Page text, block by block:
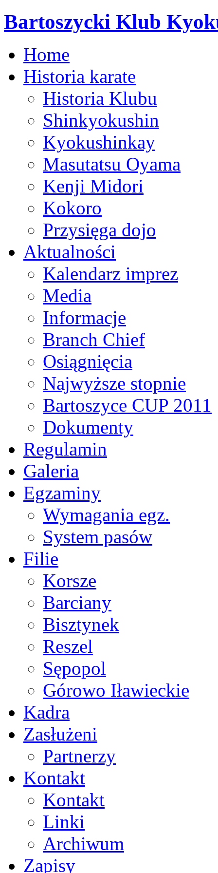
Bartoszycki Klub
Home
Historia karate
Historia Klubu
Shinkyokushin
Kyokushinkay
Masutatsu Oyama
Kenji Midori
Kokoro
Przysięga dojo
Aktualności
Kalendarz imprez
Media
Informacje
Branch Chief
Osiągnięcia
Najwyższe stopnie
Bartoszyce CUP 2011
Dokumenty
Regulamin
Galeria
Egzaminy
Wymagania egz.
System pasów
Filie
Korsze
Barciany
Bisztynek
Reszel
Sępopol
Górowo Iławieckie
Kadra
Zasłużeni
Partnerzy
Kontakt
Kontakt
Linki
Archiwum
Zapisy